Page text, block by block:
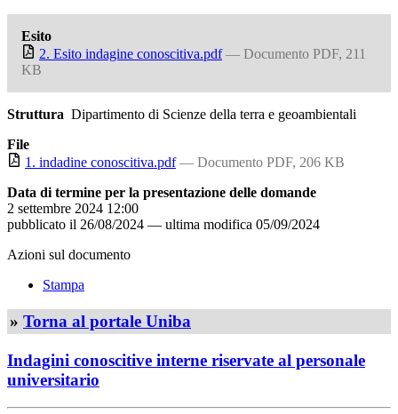
Esito
2. Esito indagine conoscitiva.pdf — Documento PDF, 211
KB
Struttura Dipartimento di Scienze della terra e geoambientali
File
1. indadine conoscitiva.pdf — Documento PDF, 206 KB
Data di termine per la presentazione delle domande
2 settembre 2024 12:00
pubblicato il 26/08/2024 — ultima modifica 05/09/2024
Azioni sul documento
Stampa
» Torna al portale Uniba
Indagini conoscitive interne riservate al personale
universitario